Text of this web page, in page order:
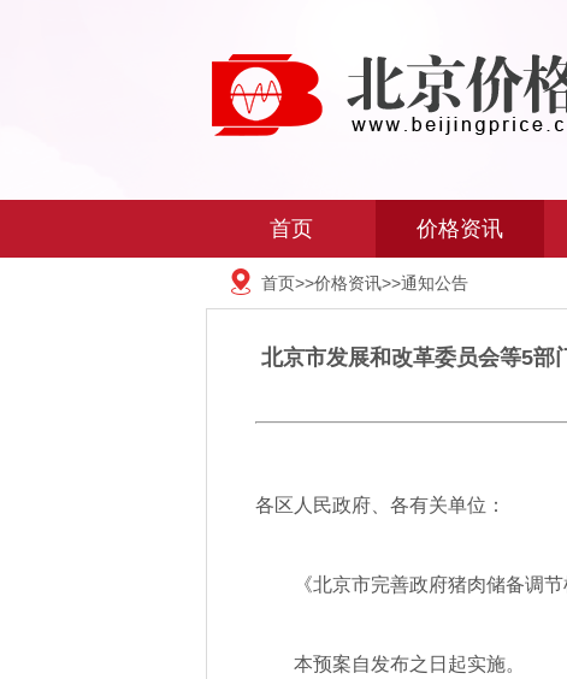
首页 价格资讯
首页>>价格资讯>>通知公告
北京市发展和改革委员会等5部
各区人民政府、各有关单位：
《北京市完善政府猪肉储备调
本预案自发布之日起实施。